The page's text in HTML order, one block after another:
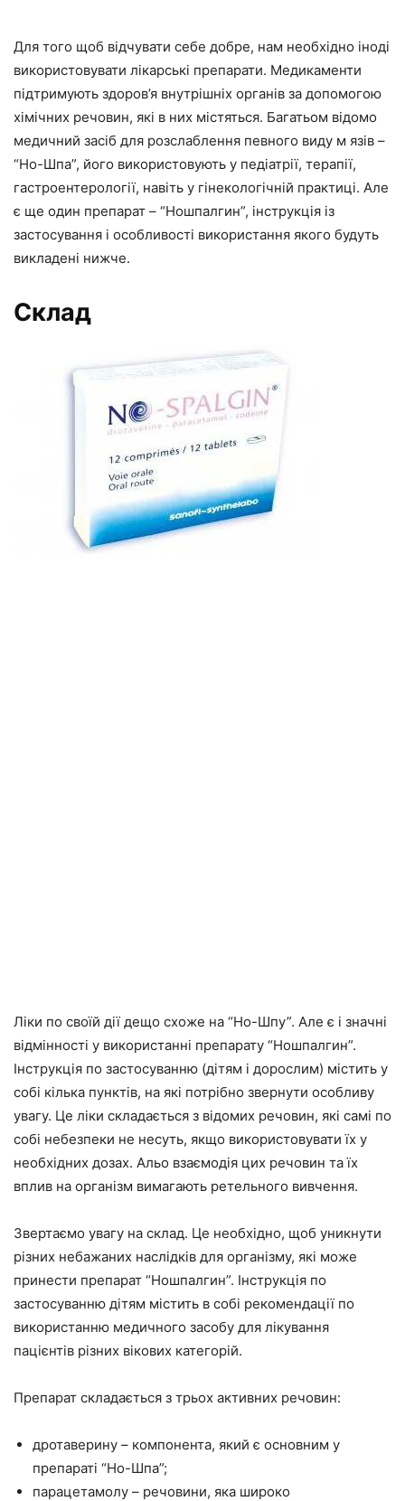
Для того щоб відчувати себе добре, нам необхідно іноді
використовувати лікарські препарати. Медикаменти
підтримують здоров’я внутрішніх органів за допомогою
хімічних речовин, які в них містяться. Багатьом відомо
медичний засіб для розслаблення певного виду м язів –
“Но-Шпа”, його використовують у педіатрії, терапії,
гастроентерології, навіть у гінекологічній практиці. Але
є ще один препарат – “Ношпалгин”, інструкція із
застосування і особливості використання якого будуть
викладені нижче.
Склад
Ліки по своїй дії дещо схоже на “Но-Шпу”. Але є і значні
відмінності у використанні препарату “Ношпалгин”.
Інструкція по застосуванню (дітям і дорослим) містить у
собі кілька пунктів, на які потрібно звернути особливу
увагу. Це ліки складається з відомих речовин, які самі по
собі небезпеки не несуть, якщо використовувати їх у
необхідних дозах. Альо взаємодія цих речовин та їх
вплив на організм вимагають ретельного вивчення.
Звертаємо увагу на склад. Це необхідно, щоб уникнути
різних небажаних наслідків для організму, які може
принести препарат “Ношпалгин”. Інструкція по
застосуванню дітям містить в собі рекомендації по
використанню медичного засобу для лікування
пацієнтів різних вікових категорій.
Препарат складається з трьох активних речовин:
дротаверину – компонента, який є основним у
препараті “Но-Шпа”;
парацетамолу – речовини, яка широко